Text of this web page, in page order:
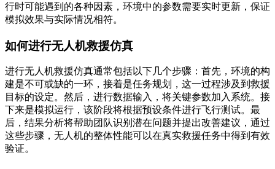
行时可能遇到的各种因素，环境中的参数需要实时更新，保证
模拟效果与实际情况相符。
如何进行无人机救援仿真
进行无人机救援仿真通常包括以下几个步骤：首先，环境的构
建是不可或缺的一环，接着是任务规划，这一过程涉及到救援
目标的设定。然后，进行数据输入，将关键参数加入系统。接
下来是模拟运行，该阶段将根据预设条件进行飞行测试。最
后，结果分析将帮助团队识别潜在问题并提出改善建议，通过
这些步骤，无人机的整体性能可以在真实救援任务中得到有效
验证。